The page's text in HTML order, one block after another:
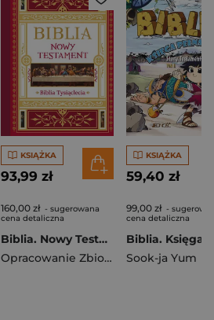
KSIĄŻKA
93,99 zł
160,00 zł - sugerowana
cena detaliczna
Biblia. Nowy Testament
Opracowanie Zbiorowe
KSIĄŻKA
59,40 zł
99,00 zł -
cena detaliczna
Sook-ja Yum